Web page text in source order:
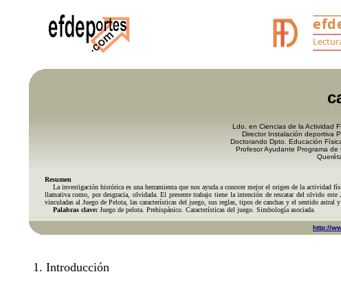
Ldo. en Ciencias de la Actividad
Director Instalación deportiva
Doctorando Dpto. Educación
Profesor Ayudante Programa de
Resumen
La investigación histórica es una herramienta que nos ayuda a conocer mejor el origen de la actividad
llamativa como, por desgracia, olvidada. El presente trabajo tiene la intención de rescatar del olvido este
vinculadas al Juego de Pelota, las características del juego, sus reglas, tipos de canchas y el sentido astral
Palabras clave:Juego de pelota. Prehispánico. Características del juego. Simbología asociada.
http://
1. Introducción